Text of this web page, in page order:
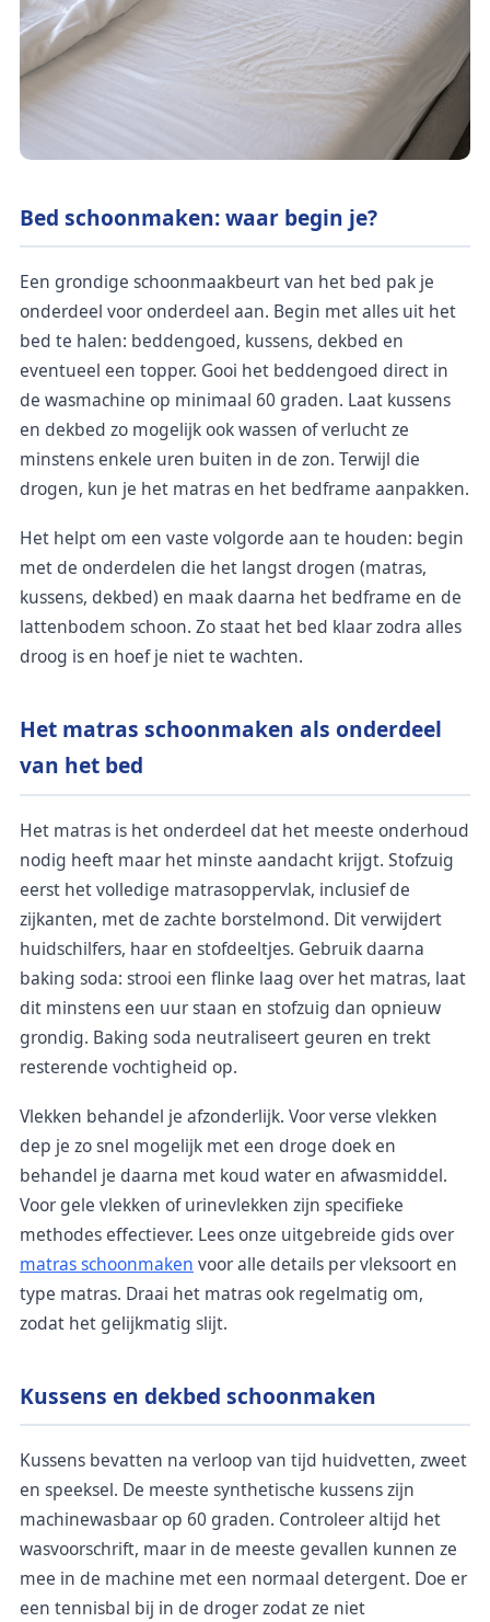
Bed schoonmaken: waar begin je?
Een grondige schoonmaakbeurt van het bed pak je
onderdeel voor onderdeel aan. Begin met alles uit het
bed te halen: beddengoed, kussens, dekbed en
eventueel een topper. Gooi het beddengoed direct in
de wasmachine op minimaal 60 graden. Laat kussens
en dekbed zo mogelijk ook wassen of verlucht ze
minstens enkele uren buiten in de zon. Terwijl die
drogen, kun je het matras en het bedframe aanpakken.
Het helpt om een vaste volgorde aan te houden: begin
met de onderdelen die het langst drogen (matras,
kussens, dekbed) en maak daarna het bedframe en de
lattenbodem schoon. Zo staat het bed klaar zodra alles
droog is en hoef je niet te wachten.
Het matras schoonmaken als onderdeel
van het bed
Het matras is het onderdeel dat het meeste onderhoud
nodig heeft maar het minste aandacht krijgt. Stofzuig
eerst het volledige matrasoppervlak, inclusief de
zijkanten, met de zachte borstelmond. Dit verwijdert
huidschilfers, haar en stofdeeltjes. Gebruik daarna
baking soda: strooi een flinke laag over het matras, laat
dit minstens een uur staan en stofzuig dan opnieuw
grondig. Baking soda neutraliseert geuren en trekt
resterende vochtigheid op.
Vlekken behandel je afzonderlijk. Voor verse vlekken
dep je zo snel mogelijk met een droge doek en
behandel je daarna met koud water en afwasmiddel.
Voor gele vlekken of urinevlekken zijn specifieke
methodes effectiever. Lees onze uitgebreide gids over
matras schoonmaken voor alle details per vleksoort en
type matras. Draai het matras ook regelmatig om,
zodat het gelijkmatig slijt.
Kussens en dekbed schoonmaken
Kussens bevatten na verloop van tijd huidvetten, zweet
en speeksel. De meeste synthetische kussens zijn
machinewasbaar op 60 graden. Controleer altijd het
wasvoorschrift, maar in de meeste gevallen kunnen ze
mee in de machine met een normaal detergent. Doe er
een tennisbal bij in de droger zodat ze niet